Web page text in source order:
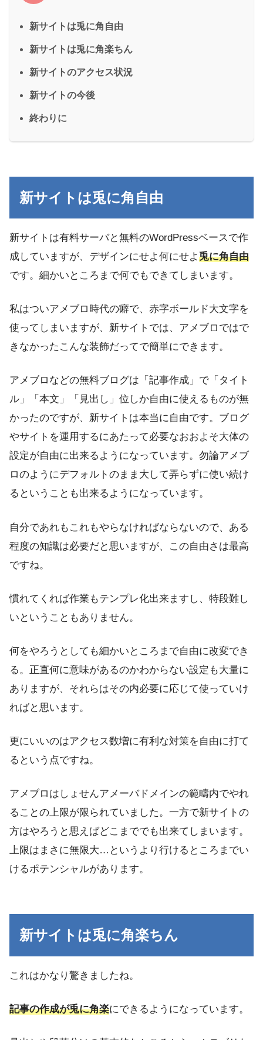
新サイトは兎に角自由
新サイトは兎に角楽ちん
新サイトのアクセス状況
新サイトの今後
終わりに
新サイトは兎に角自由
新サイトは有料サーバと無料のWordPressベースで作
成していますが、デザインにせよ何にせよ 兎に角自由
です。細かいところまで何でもできてしまいます。
私はついアメブロ時代の癖で、赤字ボールド大文字を
使ってしまいますが、新サイトでは、 アメブロではで
きなかったこんな装飾だってで簡単にできます。
アメブロなどの無料ブログは「記事作成」で「タイト
ル」「本文」「見出し」位しか自由に使えるものが無
かったのですが、新サイトは本当に自由です。ブログ
やサイトを運用するにあたって必要なおおよそ大体の
設定が自由に出来るようになっています。勿論アメブ
ロのようにデフォルトのまま大して弄らずに使い続け
るということも出来るようになっています。
自分であれもこれもやらなければならないので、ある
程度の知識は必要だと思いますが、この自由さは最高
ですね。
慣れてくれば作業もテンプレ化出来ますし、特段難し
いということもありません。
何をやろうとしても細かいところまで自由に改変でき
る。正直何に意味があるのかわからない設定も大量に
ありますが、それらはその内必要に応じて使っていけ
ればと思います。
更にいいのはアクセス数増に有利な対策を自由に打て
るという点ですね。
アメブロはしょせんアメーバドメインの範疇内でやれ
ることの上限が限られていました。一方で新サイトの
方はやろうと思えばどこまででも出来てしまいます。
上限はまさに無限大…というより行けるところまでい
けるポテンシャルがあります。
新サイトは兎に角楽ちん
これはかなり驚きましたね。
記事の作成が兎に角楽にできるようになっています。